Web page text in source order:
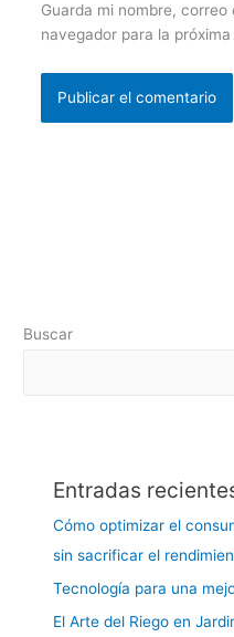
Guarda mi nombre,
navegador para la
Buscar
Entradas
Cómo optimizar el
sin sacrificar el
Tecnología para una
El Arte del Riego en